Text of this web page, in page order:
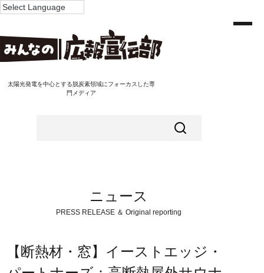
太陽光発電を中心とする脱炭素領域にフォーカスした専
門メディア
ニュース
PRESS RELEASE ＆ Original reporting
【断熱材・窓】イーストエッジ・